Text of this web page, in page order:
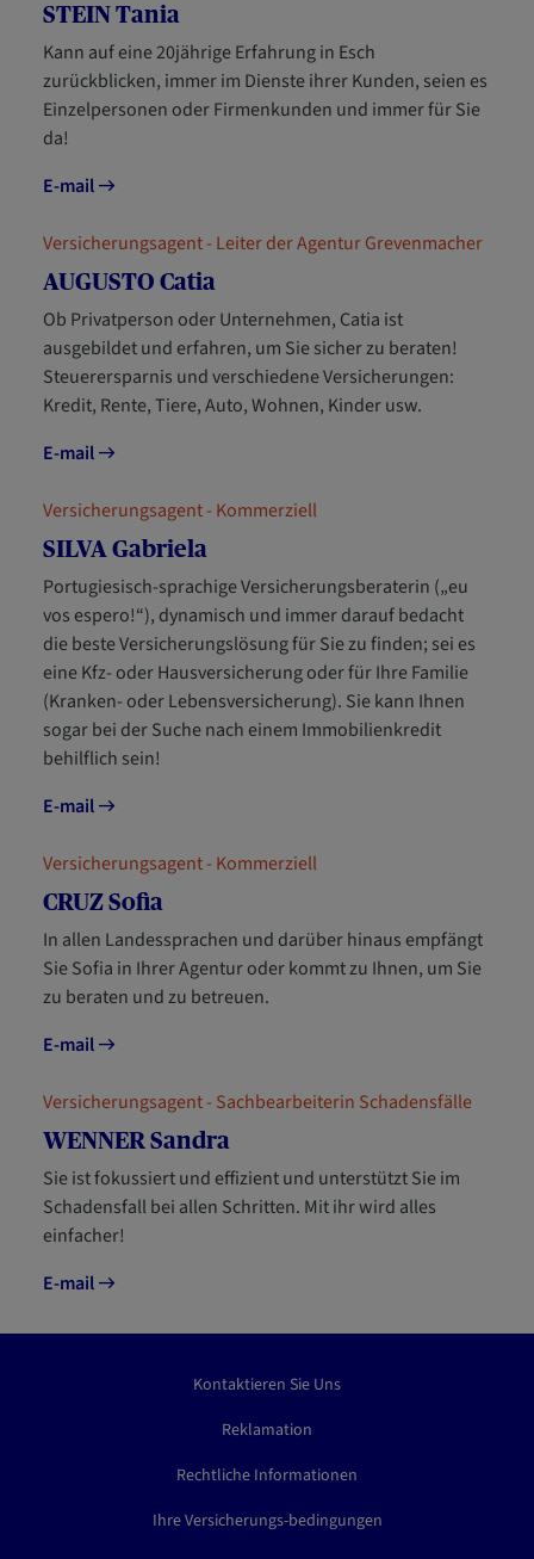
STEIN Tania
Kann auf eine 20jährige Erfahrung in Esch
zurückblicken, immer im Dienste ihrer Kunden, seien es
Einzelpersonen oder Firmenkunden und immer für Sie
da!
E-mail
Versicherungsagent - Leiter der Agentur Grevenmacher
AUGUSTO Catia
Ob Privatperson oder Unternehmen, Catia ist
ausgebildet und erfahren, um Sie sicher zu beraten!
Steuerersparnis und verschiedene Versicherungen:
Kredit, Rente, Tiere, Auto, Wohnen, Kinder usw.
E-mail
Versicherungsagent - Kommerziell
SILVA Gabriela
Portugiesisch-sprachige Versicherungsberaterin („eu
vos espero!“), dynamisch und immer darauf bedacht
die beste Versicherungslösung für Sie zu finden; sei es
eine Kfz- oder Hausversicherung oder für Ihre Familie
(Kranken- oder Lebensversicherung). Sie kann Ihnen
sogar bei der Suche nach einem Immobilienkredit
behilflich sein!
E-mail
Versicherungsagent - Kommerziell
CRUZ Sofia
In allen Landessprachen und darüber hinaus empfängt
Sie Sofia in Ihrer Agentur oder kommt zu Ihnen, um Sie
zu beraten und zu betreuen.
E-mail
Versicherungsagent - Sachbearbeiterin Schadensfälle
WENNER Sandra
Sie ist fokussiert und effizient und unterstützt Sie im
Schadensfall bei allen Schritten. Mit ihr wird alles
einfacher!
E-mail
Kontaktieren Sie Uns
Reklamation
Rechtliche Informationen
Ihre Versicherungs-bedingungen